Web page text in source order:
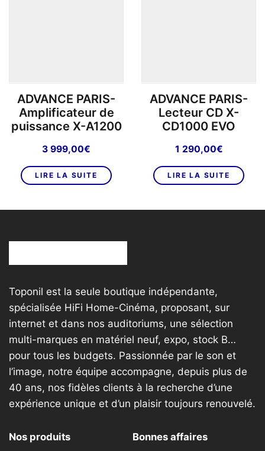
ADVANCE PARIS-
Amplificateur de
puissance X-A1200
3 999,00€
LIRE LA SUITE
ADVANCE PARIS-
Lecteur CD X-
CD1000 EVO
1 290,00€
LIRE LA SUITE
Toponil est la seule boutique indépendante,
spécialisée HiFi Home-Cinéma, proposant, sur
internet et dans nos auditoriums, une sélection
multi-marques en matériel neuf, expo, stock B…
pour tous les budgets. Passionnée par le son et
l’image, notre équipe accompagne, depuis plus de
40 ans, nos fidèles clients à la recherche d’une
expérience unique et d’un plaisir toujours renouvelé.
Nos produits
Bonnes affaires